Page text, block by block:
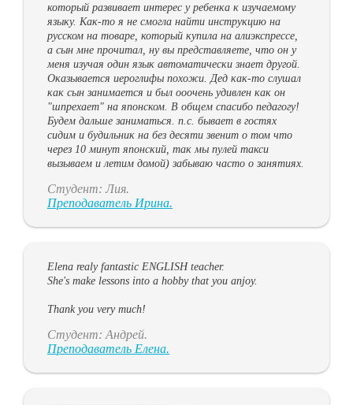
который развивает интерес у ребенка к изучаемому
языку. Как-то я не смогла найти инструкцию на
русском на товаре, который купила на алиэкспрессе,
а сын мне прочитал, ну вы представляете, что он у
меня изучая один язык автоматически знает другой.
Оказывается иероглифы похожи. Дед как-то слушал
как сын занимается и был ооочень удивлен как он
"шпрехает" на японском. В общем спасибо педагогу!
Будем дальше заниматься. п.с. бывает в гостях
сидим и будильник на без десяти звенит о том что
через 10 минут японский, так мы пулей такси
вызываем и летим домой) забываю часто о занятиях.
Студент: Лия.
Преподаватель Ирина.
Elena realy fantastic ENGLISH teacher.
She's make lessons into a hobby that you anjoy.
Thank you very much!
Студент: Андрей.
Преподаватель Елена.